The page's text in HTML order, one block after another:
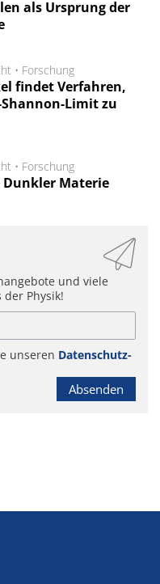
als Ursprung der
• Forschung
findet Verfahren,
Limit zu
• Forschung
Dunkler Materie
und viele
Physik!
unseren Datenschutz-
Absenden